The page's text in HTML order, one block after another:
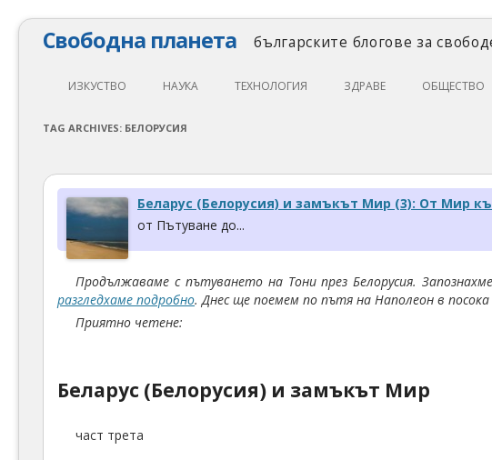
Свободна планета българските блогове за
ИЗКУСТВО
КИНО
МУЗИКА
ФОТОГРАФИЯ
НАУКА
ФИЗИКА
ОБРАЗОВАНИЕ
ТЕХНОЛОГИЯ
СВОБОДЕН ХАРДУЕР
ДЖАДЖИ
ЗДРАВЕ ОБЩЕСТВО
ЦИФРОВИ
TAG ARCHIVES: БЕЛОРУСИЯ
Беларус (Белорусия) и замъкът Мир (3): От Мир
от Пътуване до...
Продължаваме с пътуването на Тони през Белорусия.
разгледхаме подробно. Днес ще поемем по пътя на Наполеон в
Приятно четене:
Беларус (Белорусия) и замъкът Мир
част трета